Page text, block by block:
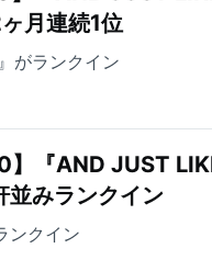
月連続1位
がランクイン
】『AND JUST
並みランクイン
ンクイン